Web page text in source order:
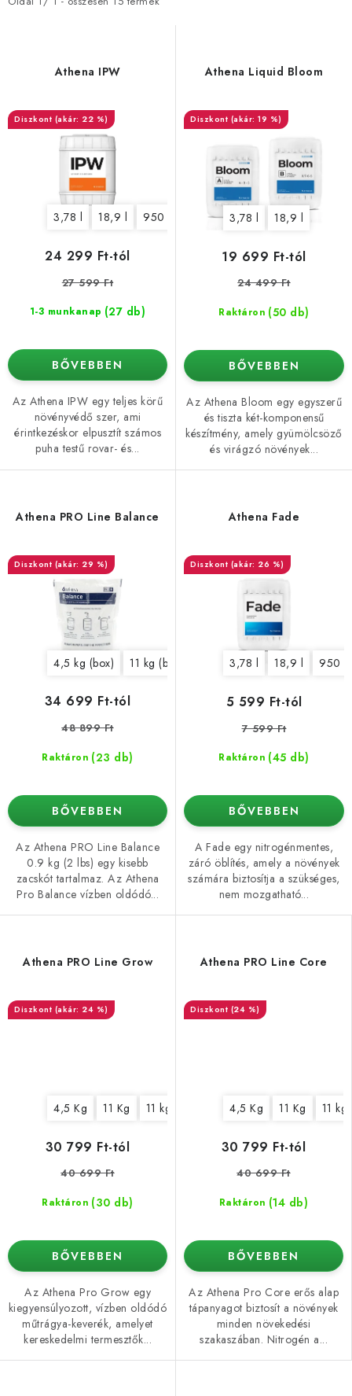
l
i
r
e
Athena IPW
(akár: 22 %)
3,78 l 18,9 l 950 ml
1-3 munkanap (27 db)
24 299 Ft-tól
27 599 Ft
BŐVEBBEN
Az Athena IPW egy teljes körű
növényvédő szer, ami
érintkezéskor elpusztít számos
puha testű rovar- és...
Athena Liquid Bloom
(akár: 19 %)
3,78 l 18,9 l
Raktáron (50 db)
19 699 Ft-tól
24 499 Ft
BŐVEBBEN
Az Athena Bloom egy egyszerű
és tiszta két-komponensű
készítmény, amely gyümölcsöző
és virágzó növények...
Athena PRO Line Balance
(akár: 29 %)
4,5 kg (box) 11 kg (box)
Raktáron (23 db)
34 699 Ft-tól
48 899 Ft
BŐVEBBEN
Az Athena PRO Line Balance
0.9 kg (2 lbs) egy kisebb
zacskót tartalmaz. Az Athena
Pro Balance vízben oldódó...
Athena Fade
(akár: 26 %)
3,78 l 18,9 l 950
Raktáron (45 db)
5 599 Ft-tól
7 599 Ft
BŐVEBBEN
A Fade egy nitrogénmentes,
záró öblítés, amely a növények
számára biztosítja a szükséges,
nem mozgatható...
Athena PRO Line Grow
(akár: 24 %)
4,5 Kg 11 Kg 11 kg (bag)
Raktáron (30 db)
30 799 Ft-tól
40 699 Ft
BŐVEBBEN
Az Athena Pro Grow egy
kiegyensúlyozott, vízben oldódó
műtrágya-keverék, amelyet
kereskedelmi termesztők...
Athena PRO Line Core
(24 %)
4,5 Kg 11 Kg 11 kg
Raktáron (14 db)
30 799 Ft-tól
40 699 Ft
BŐVEBBEN
Az Athena Pro Core erős alap
tápanyagot biztosít a növények
minden növekedési
szakaszában. Nitrogén a...